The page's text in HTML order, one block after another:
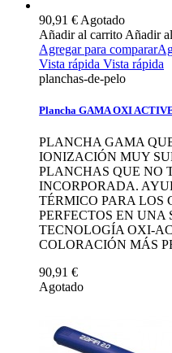
90,91 € Agotado
Añadir al carrito Añadir
Agregar para comparar
Vista rápida Vista rápida
planchas-de-pelo
Plancha GAMA OXI
PLANCHA GAMA
IONIZACIÓN MUY
PLANCHAS QUE NO
INCORPORADA.
TÉRMICO PARA LOS
PERFECTOS EN
TECNOLOGÍA OXI-
COLORACIÓN MÁS
90,91 €
Agotado